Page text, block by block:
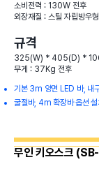
소비전력 : 130W 전후
외장재질 : 스틸 자립방우
규격
325(W) * 405(D) *
무게 : 37Kg 전후
기본 3m 양면 LED 바, 내
굴절바, 4m 확장바 옵션 설
무인 키오스크